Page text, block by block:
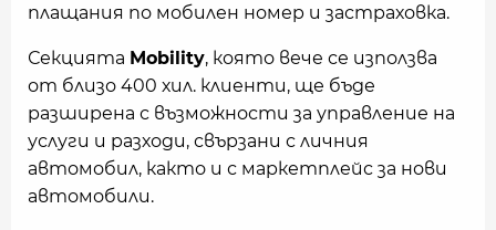
плащания по мобилен номер и застраховка.
Секцията Mobility, която вече се използва
от близо 400 хил. клиенти, ще бъде
разширена с възможности за управление на
услуги и разходи, свързани с личния
автомобил, както и с маркетплейс за нови
автомобили.